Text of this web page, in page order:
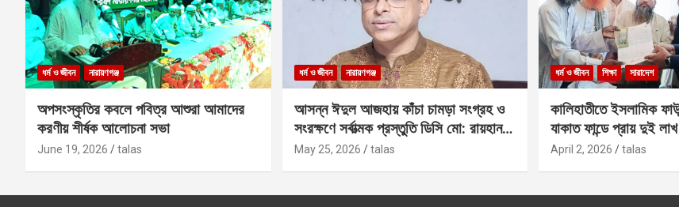
ধর্ম ও জীবন নারায়ণগঞ্জ
অপসংস্কৃতির কবলে পবিত্র আশুরা আমাদের
করণীয় শীর্ষক আলোচনা সভা
June 19, 2026 talas
ধর্ম ও জীবন নারায়ণগঞ্জ
আসন্ন ঈদুল আজহায় কাঁচা চামড়া সংগ্রহ ও
সংরক্ষণে সর্বাত্মক প্রস্তুতি ডিসি মো: রায়হান
কবির
May 25, 2026 talas
ধর্ম ও জীবন শিক্ষা সারাদেশ
কালিহাতীতে ইসলামিক
যাকাত ফান্ডে প্রায় দুই
April 2, 2026 talas